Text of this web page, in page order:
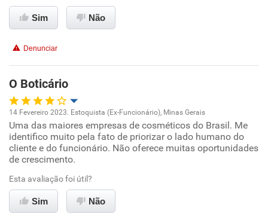
Ambiente de trabalho
Benefícios
Recomenda esta empresa
Recomenda a diretoria
Sim Não
Denunciar
O Boticário
Oportunidade de promoção
Ambiente de trabalho
Conciliação com a vida familiar
Benefícios
14 Fevereiro 2023. Estoquista (Ex-Funcionário), Minas Gerais
Uma das maiores empresas de cosméticos do Brasil. Me
identifico muito pela fato de priorizar o lado humano do
cliente e do funcionário. Não oferece muitas oportunidades
de crescimento.
Esta avaliação foi útil?
Sim Não